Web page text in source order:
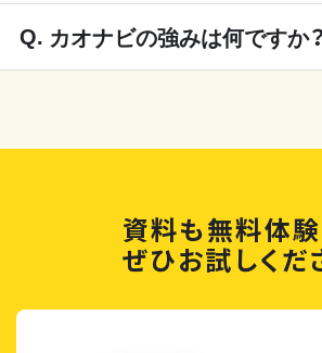
カオナビの強みは何ですか
資料も無料体験
ぜひお試しくだ